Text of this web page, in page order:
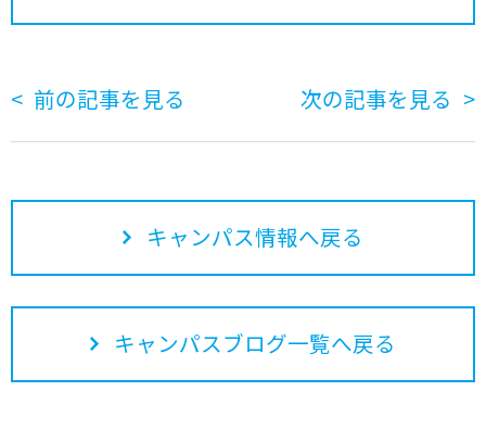
前の記事を見る 次の記事を見る
キャンパス情報へ戻る
キャンパスブログ一覧へ戻る